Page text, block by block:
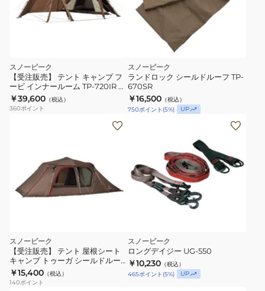
一
点
ま
で
スノーピーク
【受注販売】 テント キャンプ フ
ービ インナールーム TP-720IR お
一人様一点まで
￥39,600 （税込）
360ポイント
スノーピーク
ランドロック シールドルーフ TP-
670SR
￥16,500 （税込）
750ポイント (5%) UP
スノーピーク
【受注販売】 テント 屋根シート
キャンプ トゥーガ シールドルー
フ TP-690SR お一人様一点まで
￥15,400 （税込）
140ポイント
スノーピーク
ロングデイジー UG-550
￥10,230 （税込）
465ポイント (5%) UP